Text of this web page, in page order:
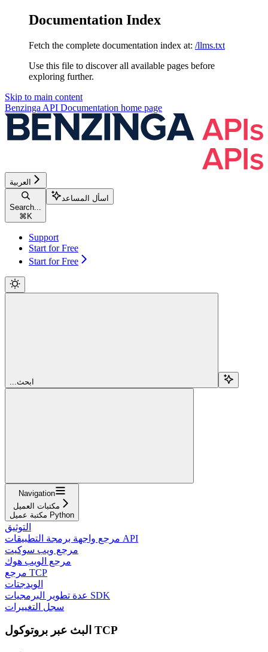
Documentation Index
Fetch the complete documentation index at: /llms.txt
Use this file to discover all available pages before
exploring further.
Skip to main content
Benzinga API Documentation home page
العربية
Search...
⌘ K
اسأل المساعد
Support
Start for Free
Start for Free
...ابحث
Navigation
مكتبات العميل
مكتبة عميل Python
التوثيق
مرجع واجهة برمجة التطبيقات API
مرجع ويب سوكيت
مرجع الويب هوك
مرجع TCP
الويدجتات
عدة تطوير البرمجيات SDK
سجل التغييرات
البث عبر بروتوكول TCP